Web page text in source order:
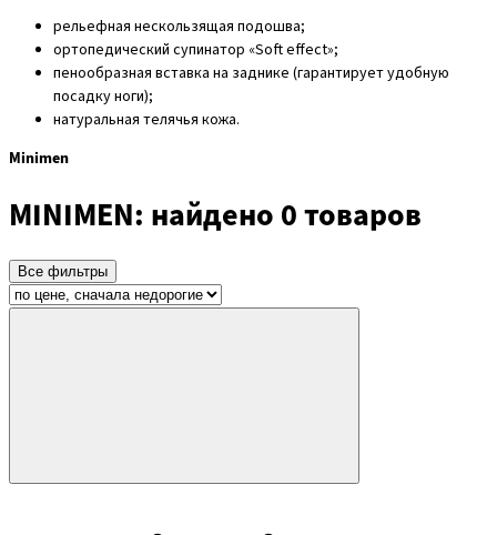
рельефная нескользящая подошва;
ортопедический супинатор «Soft effect»;
пенообразная вставка на заднике (гарантирует удобную
посадку ноги);
натуральная телячья кожа.
Minimen
MINIMEN: найдено 0 товаров
Все фильтры